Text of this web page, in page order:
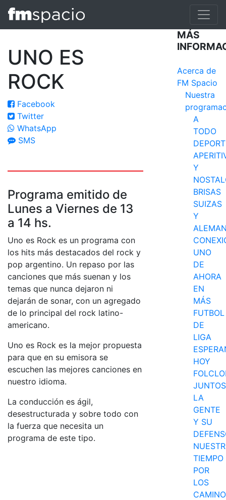
UNO ES
ROCK
Facebook
Twitter
WhatsApp
SMS
Programa emitido de
Lunes a Viernes de 13
a 14 hs.
Uno es Rock es un programa con
los hits más destacados del rock y
pop argentino. Un repaso por las
canciones que más suenan y los
temas que nunca dejaron ni
dejarán de sonar, con un agregado
de lo principal del rock latino-
americano.
Uno es Rock es la mejor propuesta
para que en su emisora se
escuchen las mejores canciones en
nuestro idioma.
La conducción es ágil,
desestructurada y sobre todo con
la fuerza que necesita un
programa de este tipo.
MÁS
Acerca de
FM Spacio
Nuestra
A
TODO
Y
BRISAS
SUIZAS
Y
UNO
DE
AHORA
EN
MÁS
FUTBOL
DE
LIGA
HOY
JUNTOS
LA
GENTE
Y SU
TIEMPO
POR
LOS